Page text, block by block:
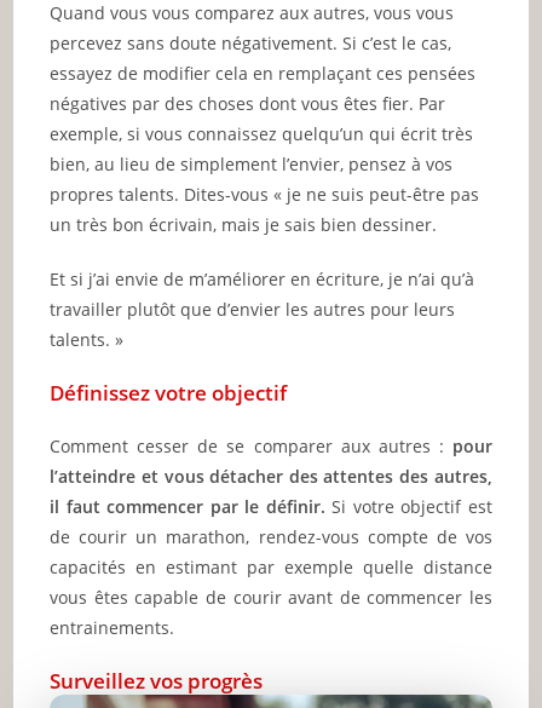
Quand vous vous comparez aux autres, vous vous
percevez sans doute négativement. Si c’est le cas,
essayez de modifier cela en remplaçant ces pensées
négatives par des choses dont vous êtes fier. Par
exemple, si vous connaissez quelqu’un qui écrit très
bien, au lieu de simplement l’envier, pensez à vos
propres talents. Dites-vous « je ne suis peut-être pas
un très bon écrivain, mais je sais bien dessiner.
Et si j’ai envie de m’améliorer en écriture, je n’ai qu’à
travailler plutôt que d’envier les autres pour leurs
talents. »
Définissez votre objectif
Comment cesser de se comparer aux autres : pour
l’atteindre et vous détacher des attentes des autres,
il faut commencer par le définir.Si votre objectif est
de courir un marathon, rendez-vous compte de vos
capacités en estimant par exemple quelle distance
vous êtes capable de courir avant de commencer les
entrainements.
Surveillez vos progrès